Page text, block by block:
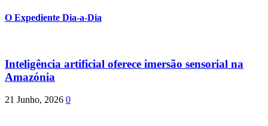
O Expediente Dia-a-Dia
Inteligência artificial oferece imersão sensorial na
Amazónia
21 Junho, 2026 0